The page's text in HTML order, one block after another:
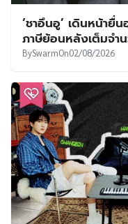
‘ชาอึนอู’ เดินหน้ายื่
ภาษีย้อนหลังเต็มจำ
BySwarmOn02/08/2026